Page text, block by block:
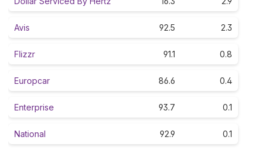
Avis 92.5 2.3
Flizzr 91.1 0.8
Europcar 86.6 0.4
Enterprise 93.7 0.1
National 92.9 0.1